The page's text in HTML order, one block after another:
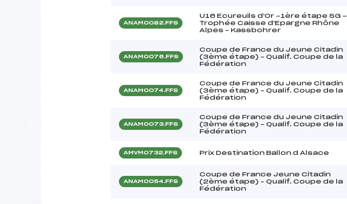
ANAM0082.FFS
U16 Ecureuils d'Or -1ère étape SG -
Trophée Caisse d'Epargne Rhône
Alpes – Kassbohrer
ANAM0076.FFS
Coupe de France du Jeune Citadin
(3ème étape) – Qualif. Coupe de la
Fédération
ANAM0074.FFS
Coupe de France du Jeune Citadin
(3ème étape) – Qualif. Coupe de la
Fédération
ANAM0073.FFS
Coupe de France du Jeune Citadin
(3ème étape) – Qualif. Coupe de la
Fédération
AMVM0732.FFS Prix Destination Ballon d Alsace
ANAM0054.FFS
Coupe de France Jeune Citadin
(2ème étape) – Qualif. Coupe de la
Fédération